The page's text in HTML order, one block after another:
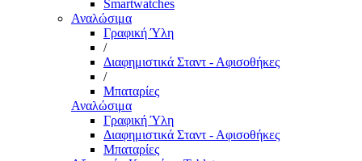
Smartwatches
Αναλώσιμα
Γραφική Ύλη
/
Διαφημιστικά Σταντ - Αφισοθήκες
/
Μπαταρίες
Αναλώσιμα
Γραφική Ύλη
Διαφημιστικά Σταντ - Αφισοθήκες
Μπαταρίες